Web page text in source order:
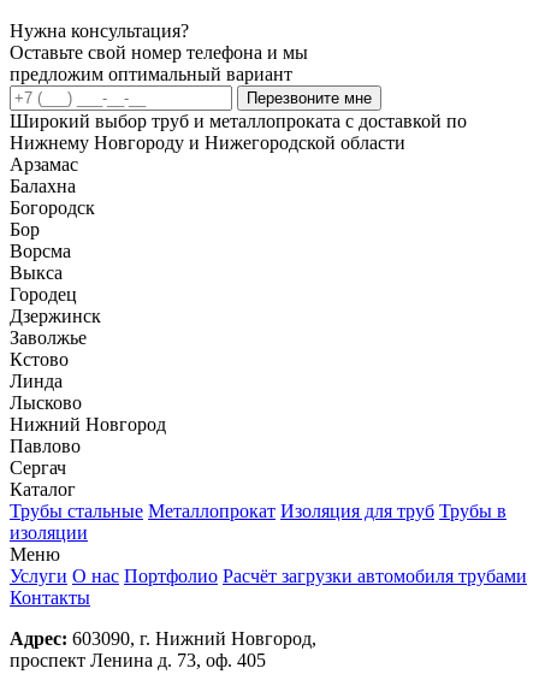
Нужна консультация?
Оставьте свой номер телефона и мы
предложим оптимальный вариант
Перезвоните мне
Широкий выбор труб и металлопроката с доставкой по
Нижнему Новгороду и Нижегородской области
Арзамас
Балахна
Богородск
Бор
Ворсма
Выкса
Городец
Дзержинск
Заволжье
Кстово
Линда
Лысково
Нижний Новгород
Павлово
Сергач
Каталог
Трубы стальные Металлопрокат Изоляция для труб Трубы в
изоляции
Меню
Услуги О нас Портфолио Расчёт загрузки автомобиля трубами
Контакты
Адрес: 603090, г. Нижний Новгород,
проспект Ленина д. 73, оф. 405